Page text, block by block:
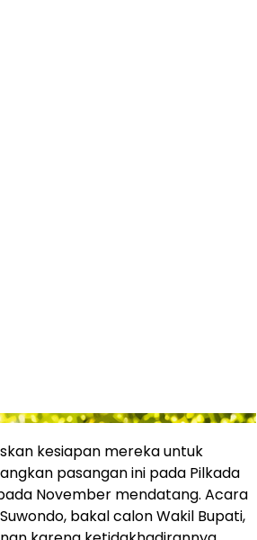
kesiapan mereka untuk
pasangan ini pada Pilkada
November mendatang. Acara
bakal calon Wakil Bupati,